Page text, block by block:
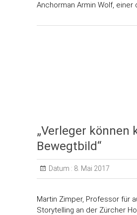
Anchorman Armin Wolf, einer
„Verleger können
Bewegtbild“
Datum : 8. Mai 2017
Martin Zimper, Professor für
Storytelling an der Zürcher